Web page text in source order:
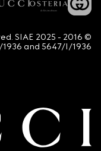
SIAE
and 5647/I/1936